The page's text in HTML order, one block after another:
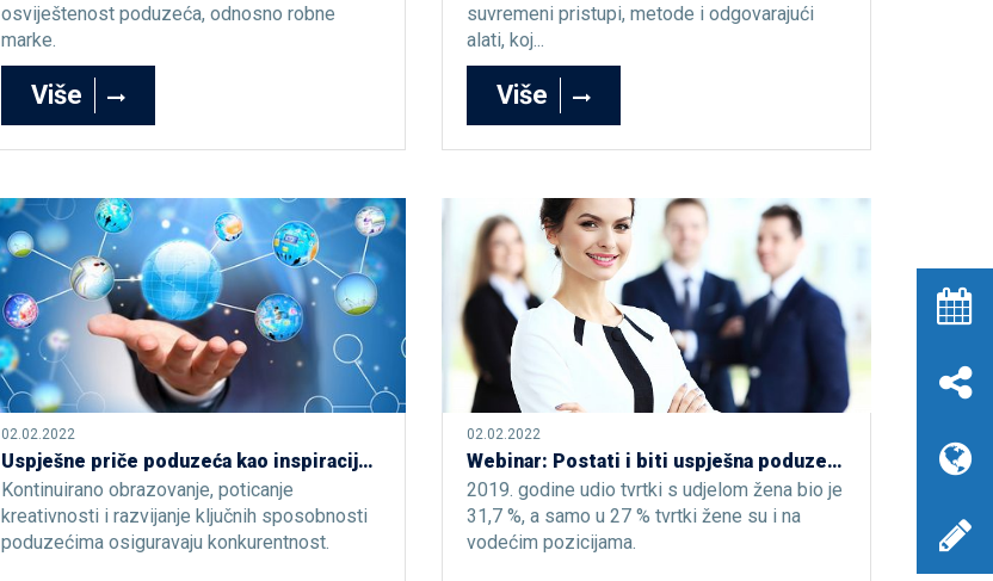
osviještenost poduzeća, odnosno robne
marke.
Više
suvremeni pristupi, metode i odgovarajući
alati, koj...
Više
02.02.2022
Uspješne priče poduzeća kao inspiracija za održivo inoviranje
Kontinuirano obrazovanje, poticanje
kreativnosti i razvijanje ključnih sposobnosti
poduzećima osiguravaju konkurentnost.
02.02.2022
Webinar: Postati i biti uspješna poduzetnica
2019. godine udio tvrtki s udjelom žena bio je
31,7 %, a samo u 27 % tvrtki žene su i na
vodećim pozicijama.